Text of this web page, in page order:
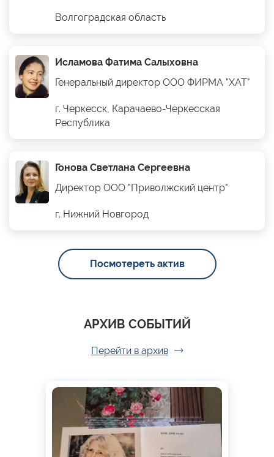
Волгоградская область
Исламова Фатима Салыховна
Генеральный директор ООО ФИРМА "ХАТ"
г. Черкесск, Карачаево-Черкесская
Республика
Гонова Светлана Сергеевна
Директор ООО "Приволжский центр"
г. Нижний Новгород
Посмотереть актив
АРХИВ СОБЫТИЙ
Перейти в архив